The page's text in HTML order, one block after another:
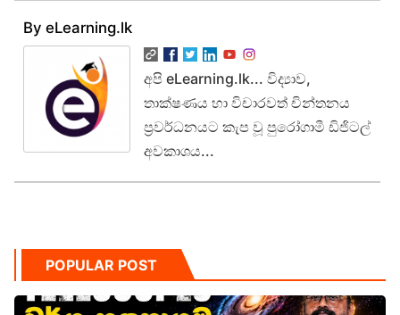
By eLearning.lk
අපි eLearning.lk... විද්‍යාව,
තාක්ෂණය හා විචාරවත් චින්තනය
ප්‍රවර්ධනයට කැප වූ පුරෝගාමී ඩිජිටල්
අවකාශය...
POPULAR POST